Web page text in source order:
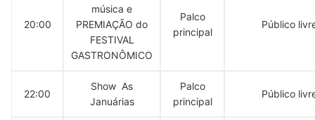
20:00
música e
PREMIAÇÃO do
FESTIVAL
GASTRONÔMICO
Palco
principal
Público
22:00
Show As
Januárias
Palco
principal
Público